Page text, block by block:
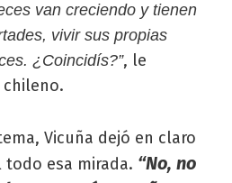
van creciendo y tienen
vivir sus propias
¿Coincidís?”, le
Vicuña dejó en claro
esa mirada. “No, no